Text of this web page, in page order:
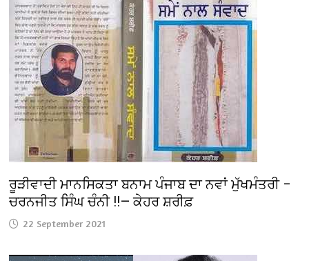
ਰੂੜੀਵਾਦੀ ਮਾਨਸਿਕਤਾ ਬਨਾਮ ਪੰਜਾਬ ਦਾ ਨਵਾਂ ਮੁੱਖਮੰਤਰੀ –
ਚਰਨਜੀਤ ਸਿੰਘ ਚੰਨੀ !!— ਕੇਹਰ ਸ਼ਰੀਫ਼
22 September 2021